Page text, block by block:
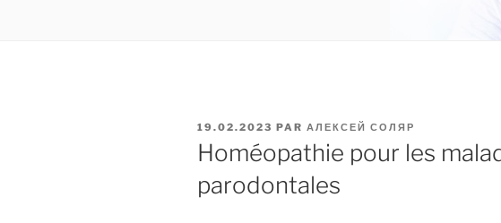
PUBLIÉ
LE
19.02.2023 PAR АЛЕКСЕЙ СОЛЯР
Homéopathie pour les
parodontales